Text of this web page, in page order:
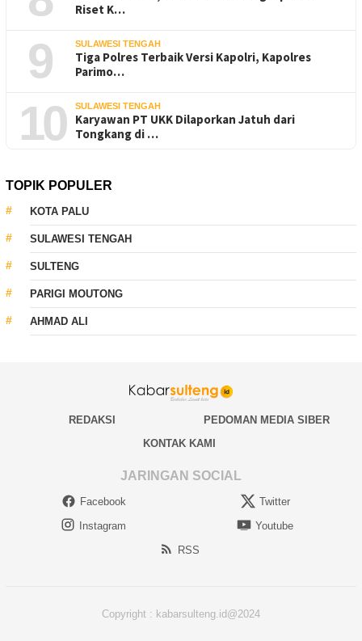
Riset K…
9 SULAWESI TENGAH
Tiga Polres Terbaik Versi Kapolri, Kapolres
Parimo…
10 SULAWESI TENGAH
Karyawan PT UKK Dilaporkan Jatuh dari
Tongkang di …
TOPIK POPULER
KOTA PALU
SULAWESI TENGAH
SULTENG
PARIGI MOUTONG
AHMAD ALI
REDAKSI
PEDOMAN MEDIA SIBER
KONTAK KAMI
JARINGAN SOCIAL
Facebook
Twitter
Instagram
Youtube
RSS
Copyright : kabarsulteng.id@2024